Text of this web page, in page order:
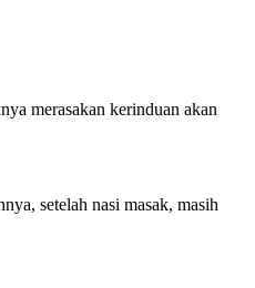
merasakan kerinduan akan
setelah nasi masak, masih